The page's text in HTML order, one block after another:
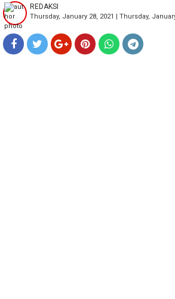
REDAKSI
Thursday, January 28, 2021 | Thursday,